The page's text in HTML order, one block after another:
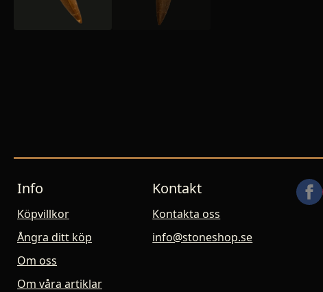
Info
Köpvillkor
Ångra ditt köp
Om oss
Om våra artiklar
Kontakt
Kontakta oss
info@stoneshop.se